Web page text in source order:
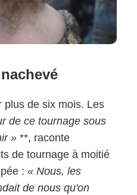
plus de six mois. Les
de ce tournage sous
» **, raconte
de tournage à moitié
: « Nous, les
de nous qu'on